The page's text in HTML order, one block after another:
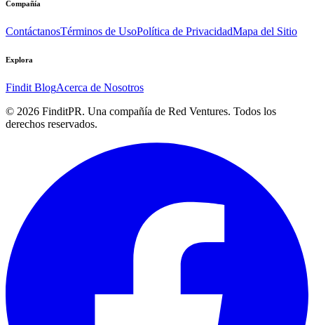
Compañía
ContáctanosTérminos de UsoPolítica de PrivacidadMapa del Sitio
Explora
Findit BlogAcerca de Nosotros
© 2026 FinditPR. Una compañía de Red Ventures. Todos los
derechos reservados.